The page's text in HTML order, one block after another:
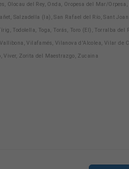
Olocau del Rey, Onda, Oropesa del Mar/
Salzadella (la), San Rafael del Río, Sant
Todolella, Toga, Torás, Toro (El), Torralba
Vilafamés, Vilanova d'Alcolea, Vilar
Viver, Zorita del Maestrazgo, Zucaina